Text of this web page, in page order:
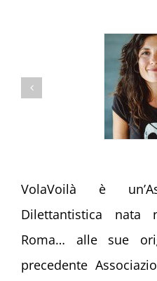
VolaVoilà è
Dilettantistica
Roma… alle sue
precedente